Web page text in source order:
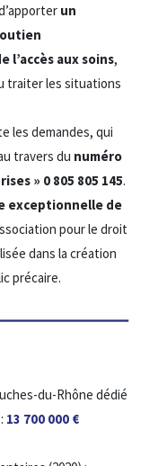
un
l’accès aux soins,
traiter les situations
les demandes, qui
travers du numéro
» 0 805 805 145.
exceptionnelle de
pour le droit
dans la création
précaire.
du-Rhône dédié
13 700 000 €